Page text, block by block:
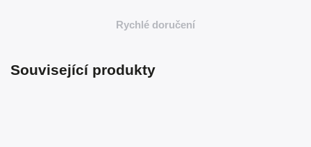
Rychlé doručení
Související produkty